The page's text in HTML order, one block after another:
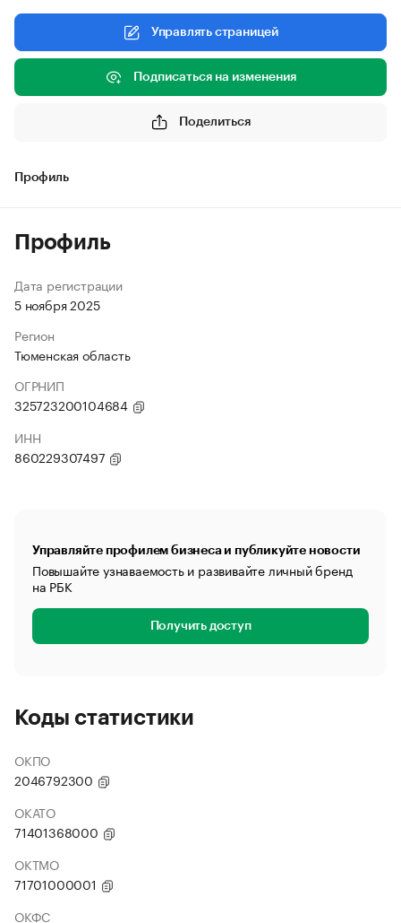
Управлять страницей
Подписаться на изменения
Поделиться
Профиль
Профиль
Дата регистрации
5 ноября 2025
Регион
Тюменская область
ОГРНИП
325723200104684
ИНН
860229307497
Управляйте профилем бизнеса и публикуйте новости
Повышайте узнаваемость и развивайте личный бренд
на РБК
Получить доступ
Коды статистики
ОКПО
2046792300
ОКАТО
71401368000
ОКТМО
71701000001
ОКФС